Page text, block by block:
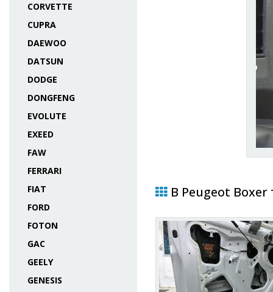
CORVETTE
CUPRA
DAEWOO
DATSUN
DODGE
DONGFENG
EVOLUTE
EXEED
FAW
FERRARI
FIAT
FORD
FOTON
GAC
GEELY
GENESIS
В Peugeot Boxer